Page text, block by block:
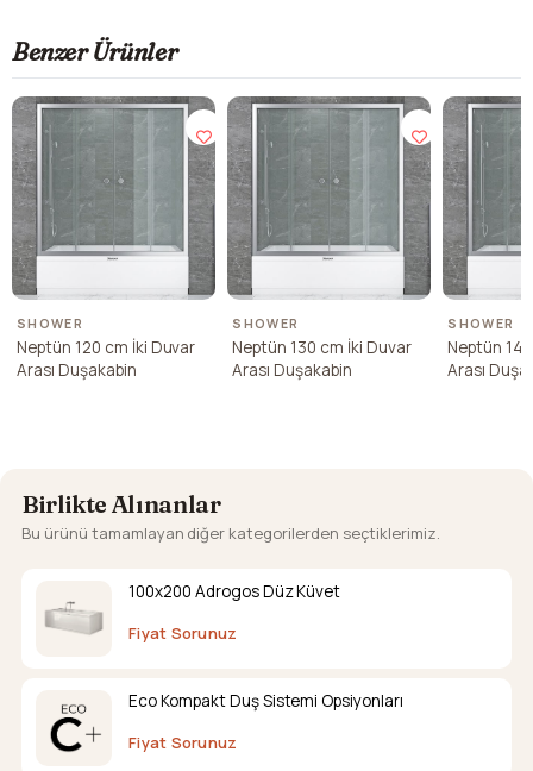
Benzer Ürünler
SHOWER
Neptün 120 cm İki Duvar
Arası Duşakabin
SHOWER
Neptün 130 cm İki Duvar
Arası Duşakabin
SHOWER
Neptün
Arası
Birlikte Alınanlar
Bu ürünü tamamlayan diğer kategorilerden seçtiklerimiz.
100x200 Adrogos Düz Küvet
Fiyat Sorunuz
Eco Kompakt Duş Sistemi Opsiyonları
Fiyat Sorunuz